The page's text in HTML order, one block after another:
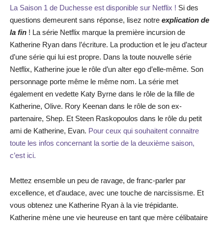
La Saison 1 de Duchesse est disponible sur Netflix ! Si des
questions demeurent sans réponse, lisez notre explication de
la fin ! La série Netflix marque la première incursion de
Katherine Ryan dans l’écriture. La production et le jeu d’acteur
d’une série qui lui est propre. Dans la toute nouvelle série
Netflix, Katherine joue le rôle d’un alter ego d’elle-même. Son
personnage porte même le même nom. La série met
également en vedette Katy Byrne dans le rôle de la fille de
Katherine, Olive. Rory Keenan dans le rôle de son ex-
partenaire, Shep. Et Steen Raskopoulos dans le rôle du petit
ami de Katherine, Evan. Pour ceux qui souhaitent connaitre
toute les infos concernant la sortie de la deuxième saison,
c’est ici.
Mettez ensemble un peu de ravage, de franc-parler par
excellence, et d’audace, avec une touche de narcissisme. Et
vous obtenez une Katherine Ryan à la vie trépidante.
Katherine mène une vie heureuse en tant que mère célibataire